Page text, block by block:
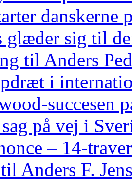
danskerne
glæder sig til
til Anders
i
på vej i
–
Anders F.